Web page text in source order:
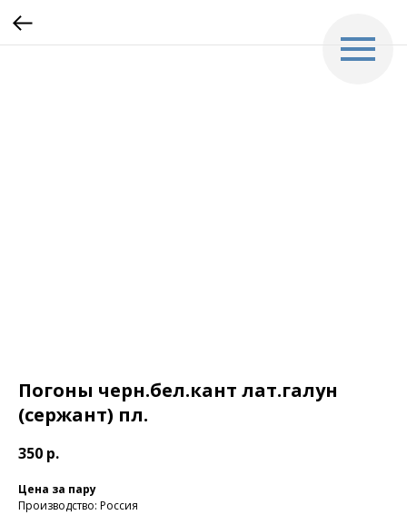
Погоны черн.бел.кант лат.галун
(сержант) пл.
350 р.
Цена за пару
Производство: Россия